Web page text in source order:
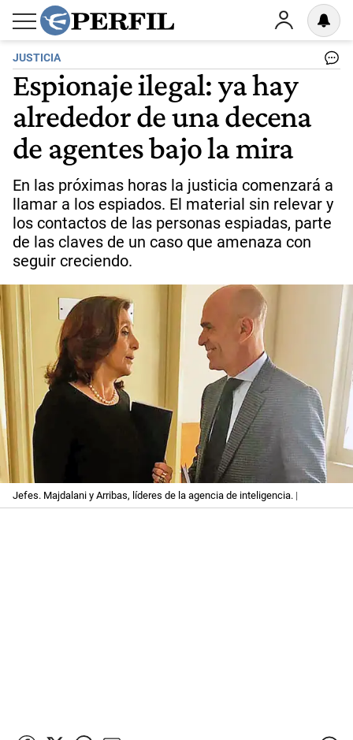
JUSTICIA
Espionaje ilegal: ya hay
alrededor de una decena
de agentes bajo la mira
En las próximas horas la justicia comenzará a
llamar a los espiados. El material sin relevar y
los contactos de las personas espiadas, parte
de las claves de un caso que amenaza con
seguir creciendo.
Jefes. Majdalani y Arribas, líderes de la agencia de inteligencia. |